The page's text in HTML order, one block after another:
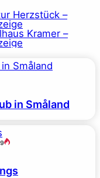
in Småland